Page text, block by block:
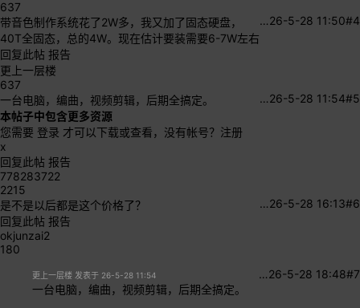
637
#4
26-5-28 11:50
…
带音色制作系统花了2W多，我又加了固态硬盘，
40T全固态，总的4W。现在估计要装需要6-7W左右
回复此帖 报告
更上一层楼
637
#5
26-5-28 11:54
…
一台电脑，编曲，视频剪辑，后期全搞定。
本帖子中包含更多资源
您需要 登录 才可以下载或查看，没有帐号？ 注册
x
回复此帖 报告
778283722
2215
#6
26-5-28 16:13
…
是不是以后都是这个价格了？
回复此帖 报告
okjunzai2
180
#7
26-5-28 18:48
…
更上一层楼 发表于 26-5-28 11:54
一台电脑，编曲，视频剪辑，后期全搞定。